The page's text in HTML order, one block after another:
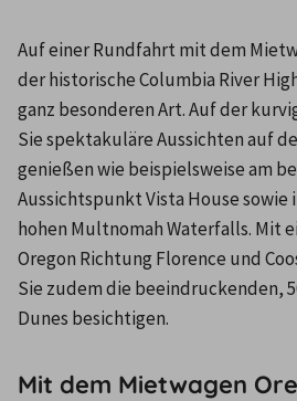
Auf einer Rundfahrt mit dem
der historische Columbia River
ganz besonderen Art. Auf der
Sie spektakuläre Aussichten auf
genießen wie beispielsweise am
Aussichtspunkt Vista House sowie
hohen Multnomah Waterfalls. Mit
Oregon Richtung Florence und
Sie zudem die beeindruckenden,
Dunes besichtigen.
Mit dem Mietwagen